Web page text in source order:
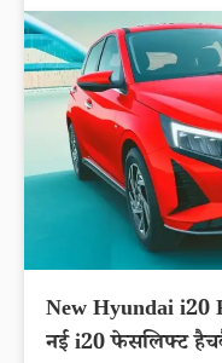
New Hyundai i20
नई i20 फेसलिफ्ट